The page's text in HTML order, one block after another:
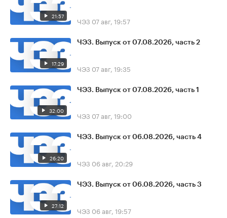
21:57 ЧЭЗ 07 авг, 19:57
17:29
ЧЭЗ. Выпуск от 07.08.2026, часть 2
ЧЭЗ 07 авг, 19:35
32:00
ЧЭЗ. Выпуск от 07.08.2026, часть 1
ЧЭЗ 07 авг, 19:00
26:20
ЧЭЗ. Выпуск от 06.08.2026, часть 4
ЧЭЗ 06 авг, 20:29
27:12
ЧЭЗ. Выпуск от 06.08.2026, часть 3
ЧЭЗ 06 авг, 19:57